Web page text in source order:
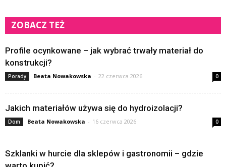
ZOBACZ TEŻ
Profile ocynkowane – jak wybrać trwały materiał do
konstrukcji?
Porady Beata Nowakowska - 22 czerwca 2026 0
Jakich materiałów używa się do hydroizolacji?
Dom Beata Nowakowska - 16 czerwca 2026 0
Szklanki w hurcie dla sklepów i gastronomii – gdzie